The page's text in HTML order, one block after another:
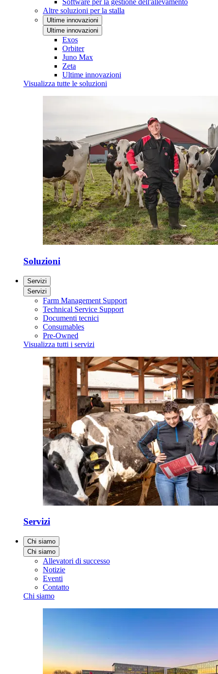
Software per la gestione dell'allevamento
Altre soluzioni per la stalla
Ultime innovazioni
Ultime innovazioni
Exos
Orbiter
Juno Max
Zeta
Ultime innovazioni
Visualizza tutte le soluzioni
Soluzioni
Servizi
Servizi
Farm Management Support
Technical Service Support
Documenti tecnici
Consumables
Pre-Owned
Visualizza tutti i servizi
Servizi
Chi siamo
Chi siamo
Allevatori di successo
Notizie
Eventi
Contatto
Chi siamo